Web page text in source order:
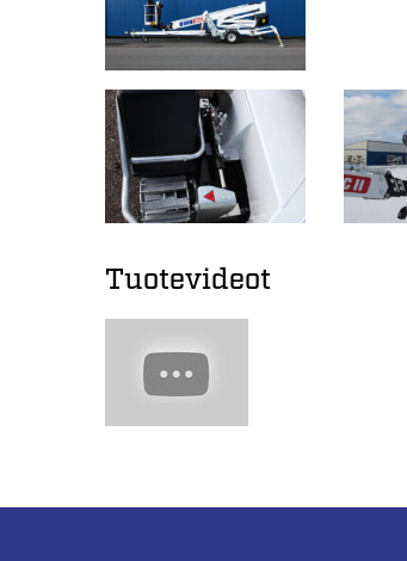
Tuotevideot